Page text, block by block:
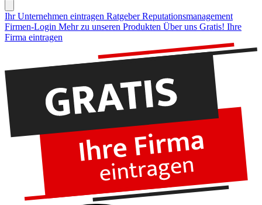
Ihr Unternehmen eintragen Ratgeber Reputationsmanagement
Firmen-Login Mehr zu unseren Produkten Über uns Gratis! Ihre
Firma eintragen